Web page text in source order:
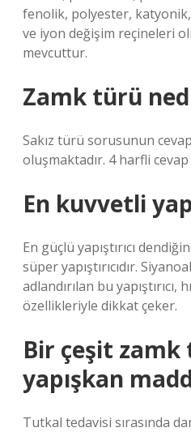
fenolik, polyester, katyonik,
ve iyon değişim reçineleri
mevcuttur.
Zamk türü
Sakız türü sorusunun
oluşmaktadır. 4 harfli
En kuvvetli
En güçlü yapıştırıcı
süper yapıştırıcıdır.
adlandırılan bu yapıştırıcı,
özellikleriyle dikkat çeker.
Bir çeşit zamk
yapışkan
Tutkal tedavisi sırasında